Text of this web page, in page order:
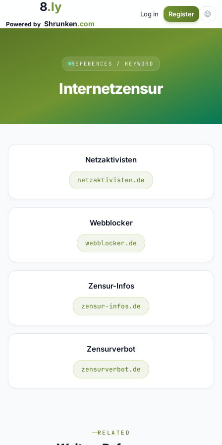
8.ly
Powered by Shrunken.com
Log in Register
REFERENCES / KEYWORD
Internetzensur
Netzaktivisten
netzaktivisten.de
Webblocker
webblocker.de
Zensur-Infos
zensur-infos.de
Zensurverbot
zensurverbot.de
RELATED